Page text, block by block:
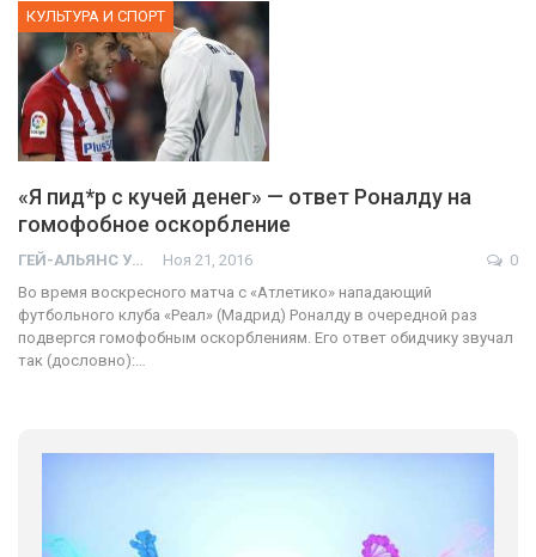
КУЛЬТУРА И СПОРТ
«Я пид*р с кучей денег» — ответ Роналду на
гомофобное оскорбление
ГЕЙ-АЛЬЯНС УКРАИНА Ноя 21, 2016
0
Во время воскресного матча с «Атлетико» нападающий
футбольного клуба «Реал» (Мадрид) Роналду в очередной раз
подвергся гомофобным оскорблениям. Его ответ обидчику звучал
так (дословно):…